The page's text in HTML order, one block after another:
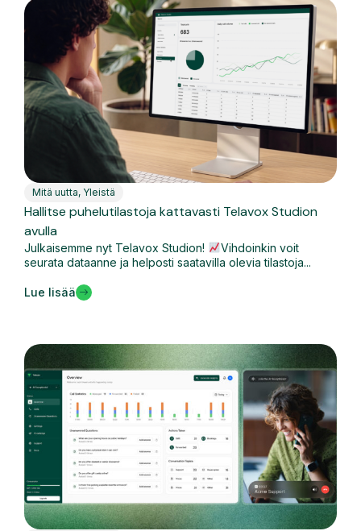
Mitä uutta, Yleistä
Hallitse puhelutilastoja kattavasti Telavox Studion
avulla
Julkaisemme nyt Telavox Studion!
Vihdoinkin voit
seurata dataanne ja helposti saatavilla olevia tilastoja...
Lue lisää